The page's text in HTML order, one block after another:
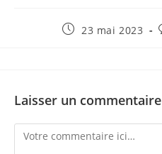
23 mai 2023
Laisser un commentaire